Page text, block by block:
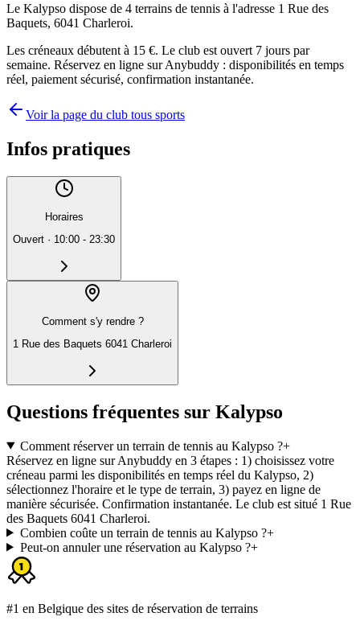
Le Kalypso dispose de 4 terrains de tennis à l'adresse 1 Rue des
Baquets, 6041 Charleroi.
Les créneaux débutent à 15 €. Le club est ouvert 7 jours par
semaine. Réservez en ligne sur Anybuddy : disponibilités en temps
réel, paiement sécurisé, confirmation instantanée.
Voir la page du club tous sports
Infos pratiques
Horaires
Ouvert · 10:00 - 23:30
Comment s'y rendre ?
1 Rue des Baquets 6041 Charleroi
Questions fréquentes sur Kalypso
Comment réserver un terrain de tennis au Kalypso ?+
Réservez en ligne sur Anybuddy en 3 étapes : 1) choisissez votre
créneau parmi les disponibilités en temps réel du Kalypso, 2)
sélectionnez l'horaire et le type de terrain, 3) payez en ligne de
manière sécurisée. Confirmation instantanée. Le club est situé 1 Rue
des Baquets 6041 Charleroi.
Combien coûte un terrain de tennis au Kalypso ?+
Peut-on annuler une réservation au Kalypso ?+
#1 en Belgique des sites de réservation de terrains